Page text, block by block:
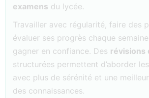
examens du lycée.
Travailler avec régularité, faire des
évaluer ses progrès chaque
gagner en confiance. Des révisions
structurées permettent d’aborder
avec plus de sérénité et une
des connaissances.